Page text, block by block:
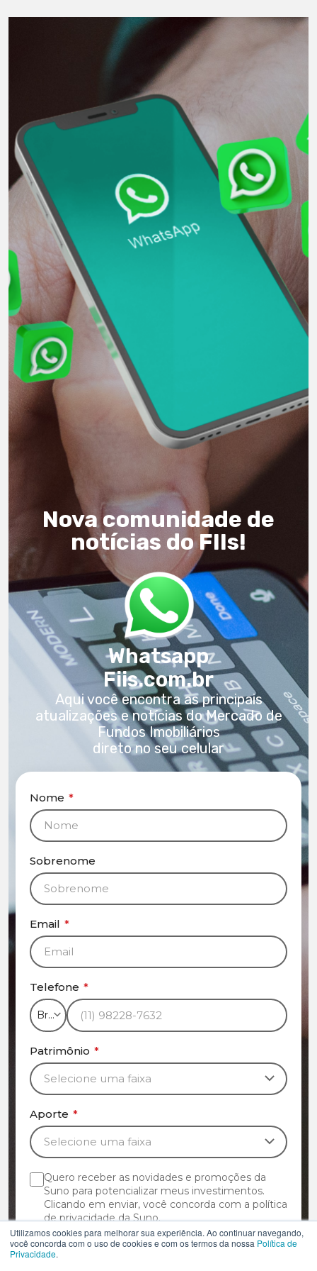
Utilizamos cookies para melhorar sua experiência. Ao continuar navegando,
você concorda com o uso de cookies e com os termos da nossa Política de
Privacidade.
Nova comunidade de
notícias do FIIs!
Whatsapp
Fiis.com.br
Aqui você encontra as principais
atualizações e notícias do Mercado de
Fundos Imobiliários
direto no seu celular
Nome *
Sobrenome
Email *
Telefone *
Patrimônio *
Aporte *
Quero receber as novidades e promoções da
Suno para potencializar meus investimentos.
Clicando em enviar, você concorda com a política
de privacidade da Suno.